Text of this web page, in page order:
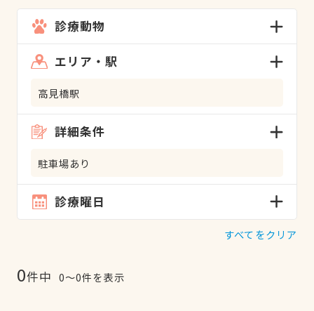
診療動物
エリア・駅
高見橋駅
詳細条件
駐車場あり
診療曜日
すべてをクリア
0件中 0〜0件を表示